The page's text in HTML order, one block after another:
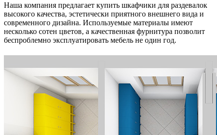
Наша компания предлагает купить шкафчики для раздевалок
высокого качества, эстетически приятного внешнего вида и
современного дизайна. Используемые материалы имеют
несколько сотен цветов, а качественная фурнитура позволит
беспроблемно эксплуатировать мебель не один год.